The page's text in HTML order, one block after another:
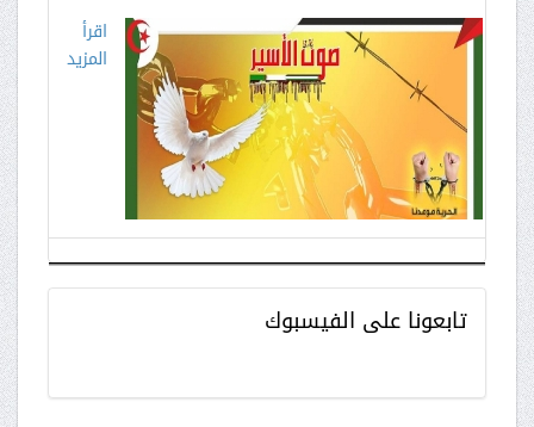
اقرأ
المزيد
تابعونا على الفيسبوك